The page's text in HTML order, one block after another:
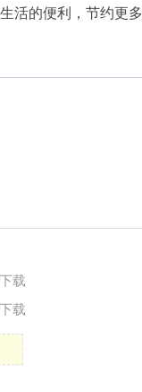
活的便利，节约更
载
载